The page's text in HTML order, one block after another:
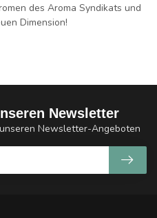
des Aroma Syndikats und
Dimension!
Newsletter
Newsletter-Angeboten